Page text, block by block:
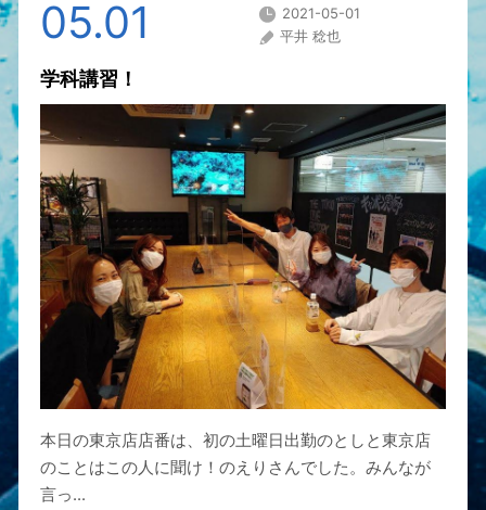
05.01
2021-05-01
平井 稔也
学科講習！
本日の東京店店番は、初の土曜日出勤のとしと東京店
のことはこの人に聞け！のえりさんでした。みんなが
言っ...